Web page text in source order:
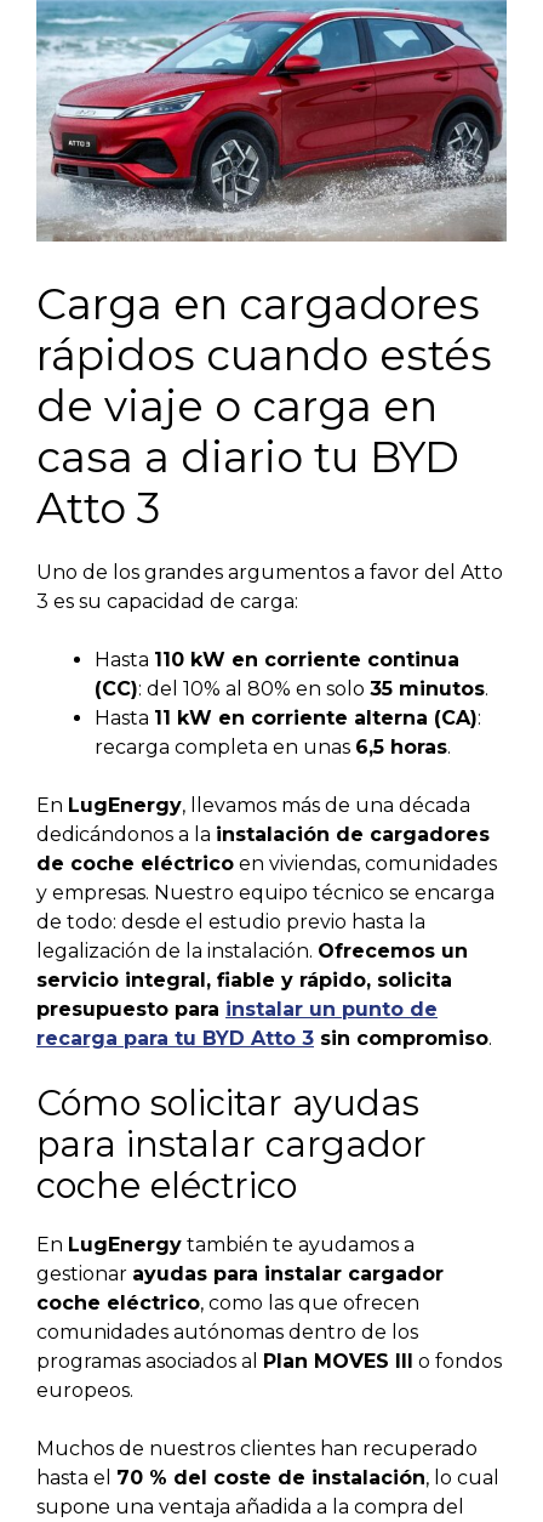
Carga en cargadores
rápidos cuando estés
de viaje o carga en
casa a diario tu BYD
Atto 3
Uno de los grandes argumentos a favor del Atto
3 es su capacidad de carga:
Hasta 110 kW en corriente continua
(CC): del 10% al 80% en solo 35 minutos.
Hasta 11 kW en corriente alterna (CA):
recarga completa en unas 6,5 horas.
En LugEnergy, llevamos más de una década
dedicándonos a la instalación de cargadores
de coche eléctrico en viviendas, comunidades
y empresas. Nuestro equipo técnico se encarga
de todo: desde el estudio previo hasta la
legalización de la instalación. Ofrecemos un
servicio integral, fiable y rápido, solicita
presupuesto para instalar un punto de
recarga para tu BYD Atto 3 sin compromiso.
Cómo solicitar ayudas
para instalar cargador
coche eléctrico
En LugEnergy también te ayudamos a
gestionar ayudas para instalar cargador
coche eléctrico, como las que ofrecen
comunidades autónomas dentro de los
programas asociados al Plan MOVES III o fondos
europeos.
Muchos de nuestros clientes han recuperado
hasta el 70 % del coste de instalación, lo cual
supone una ventaja añadida a la compra del